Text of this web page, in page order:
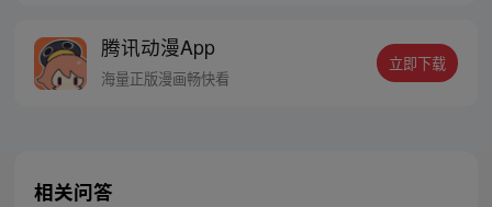
腾讯动漫App
海量正版漫画畅快看
立即下载
相关问答